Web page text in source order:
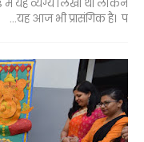
में यह व्यंग्य लिखा था लेकिन
यह आज भी प्रासंगिक है। प…